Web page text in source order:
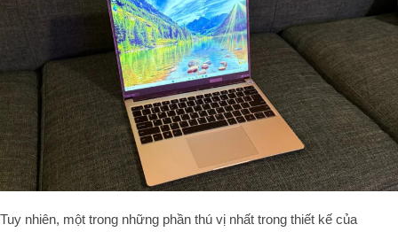
Tuy nhiên, một trong những phần thú vị nhất trong thiết kế của